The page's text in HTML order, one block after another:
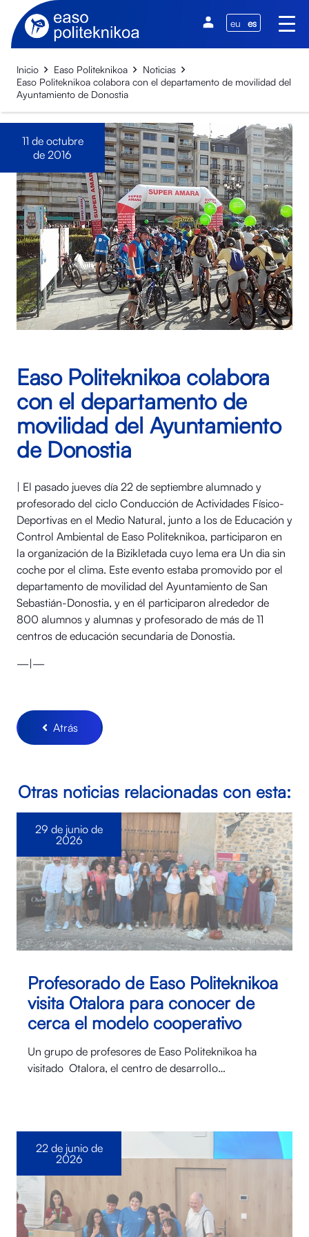
eu es
Inicio Easo Politeknikoa
Noticias
Easo Politeknikoa colabora con el departamento de movilidad del
Ayuntamiento de Donostia
11 de octubre
de 2016
Easo Politeknikoa colabora
con el departamento de
movilidad del Ayuntamiento
de Donostia
| El pasado jueves día 22 de septiembre alumnado y
profesorado del ciclo Conducción de Actividades Físico-
Deportivas en el Medio Natural, junto a los de Educación y
Control Ambiental de Easo Politeknikoa, participaron en
la organización de la Bizikletada cuyo lema era Un dia sin
coche por el clima. Este evento estaba promovido por el
departamento de movilidad del Ayuntamiento de San
Sebastián-Donostia, y en él participaron alrededor de
800 alumnos y alumnas y profesorado de más de 11
centros de educación secundaria de Donostia.
—|—
Atrás
Otras noticias relacionadas con esta:
Profesorado de Easo Politeknikoa
visita Otalora para conocer de
cerca el modelo cooperativo
Un grupo de profesores de Easo Politeknikoa ha
visitado Otalora⁠, el centro de desarrollo…
29 de junio de
2026
22 de junio de
2026